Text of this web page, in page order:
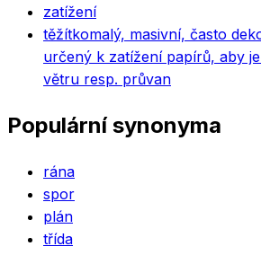
zatížení
těžítkomalý, masivní, často
určený k zatížení papírů, aby
větru resp. průvan
Populární synonyma
rána
spor
plán
třída